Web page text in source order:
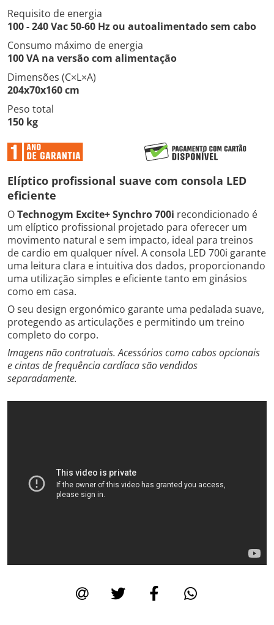
Requisito de energia
100 - 240 Vac 50-60 Hz ou autoalimentado sem cabo
Consumo máximo de energia
100 VA na versão com alimentação
Dimensões (C×L×A)
204x70x160 cm
Peso total
150 kg
Elíptico profissional suave com consola LED
eficiente
OTechnogym Excite+ Synchro 700i recondicionado é
um elíptico profissional projetado para oferecer um
movimento natural e sem impacto, ideal para treinos
de cardio em qualquer nível. A consola LED 700i garante
uma leitura clara e intuitiva dos dados, proporcionando
uma utilização simples e eficiente tanto em ginásios
como em casa.
O seu design ergonómico garante uma pedalada suave,
protegendo as articulações e permitindo um treino
completo do corpo.
Imagens não contratuais. Acessórios como cabos opcionais
e cintas de frequência cardíaca são vendidos
separadamente.